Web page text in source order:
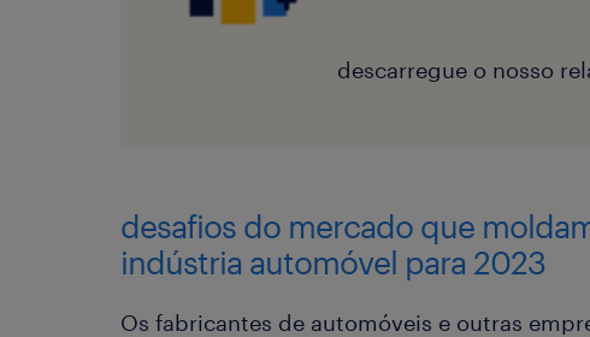
descarregue o nosso
desafios do mercado que
indústria automóvel para 2023
Os fabricantes de automóveis e outras